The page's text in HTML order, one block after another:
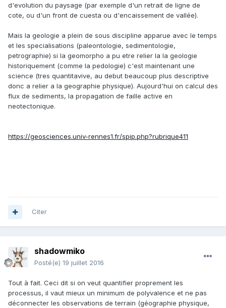
d'evolution du paysage (par exemple d'un retrait de ligne de
cote, ou d'un front de cuesta ou d'encaissement de vallée).
Mais la geologie a plein de sous discipline apparue avec le temps
et les specialisations (paleontologie, sedimentologie,
petrographie) si la geomorpho a pu etre relier la la geologie
historiquement (comme la pedologie) c'est maintenant une
science (tres quantitavive, au debut beaucoup plus descriptive
donc a relier a la geographie physique). Aujourd'hui on calcul des
flux de sediments, la propagation de faille active en
neotectonique.
https://geosciences.univ-rennes1.fr/spip.php?rubrique411
Citer
shadowmiko
Posté(e) 19 juillet 2016
Tout à fait. Ceci dit si on veut quantifier proprement les
processus, il vaut mieux un minimum de polyvalence et ne pas
déconnecter les observations de terrain (géographie physique,